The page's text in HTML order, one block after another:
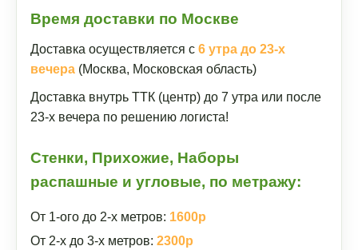
Время доставки по Москве
Доставка осуществляется с 6 утра до 23-х
вечера (Москва, Московская область)
Доставка внутрь ТТК (центр) до 7 утра или после
23-х вечера по решению логиста!
Стенки, Прихожие, Наборы
распашные и угловые, по метражу:
От 1-ого до 2-х метров: 1600р
От 2-х до 3-х метров: 2300р